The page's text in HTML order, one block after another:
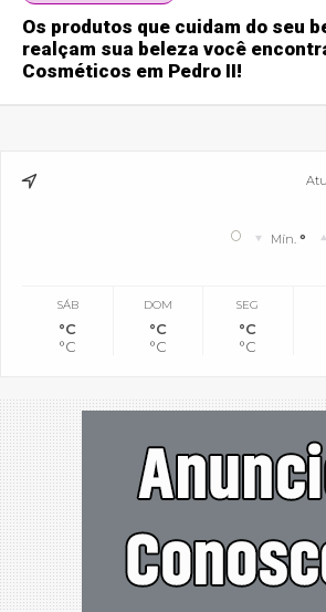
Os produtos que cuidam do seu
realçam sua beleza você
Cosméticos em Pedro II!
° Mín.°
SÁB
°C
°C
DOM
°C
°C
SEG
°C
°C